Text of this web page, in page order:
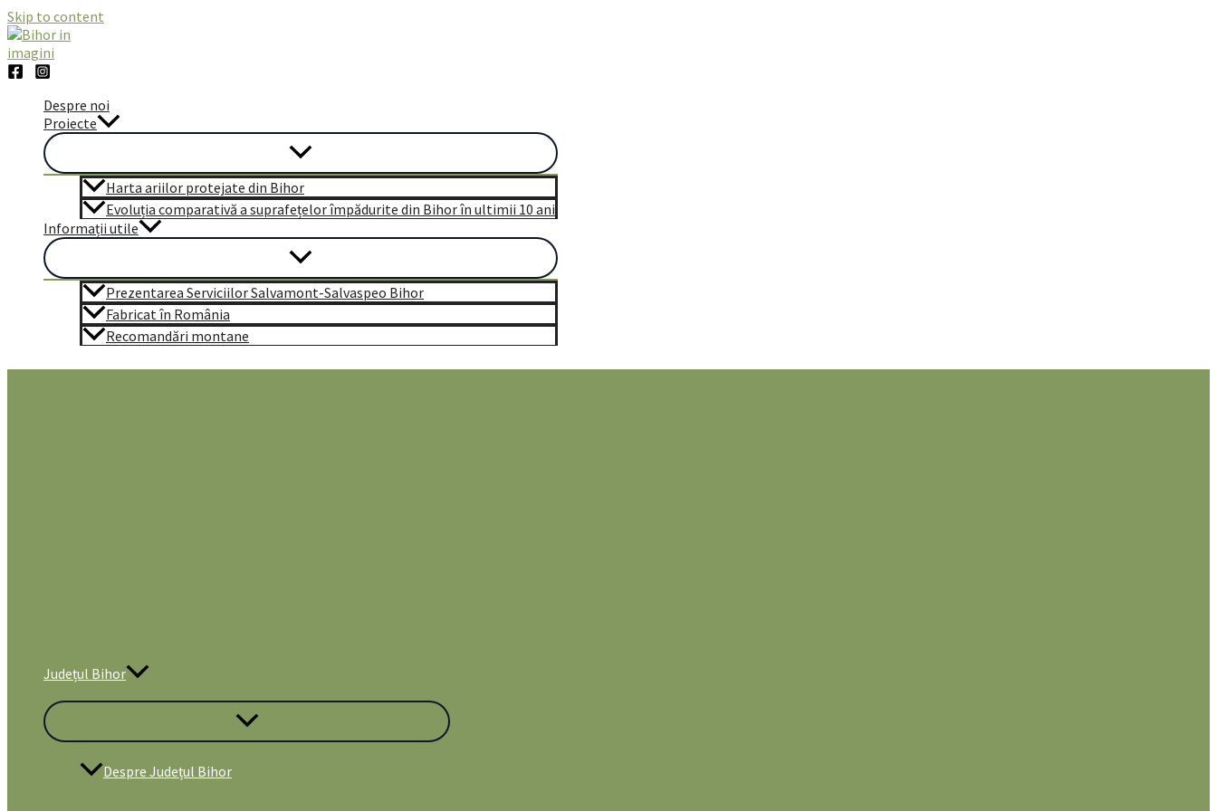
Skip to content
Despre noi
Proiecte
Harta ariilor protejate din Bihor
Evoluția comparativă a suprafețelor împădurite din Bihor în ultimii 10 ani
Informații utile
Prezentarea Serviciilor Salvamont-Salvaspeo Bihor
Fabricat în România
Recomandări montane
Județul Bihor
Despre Județul Bihor